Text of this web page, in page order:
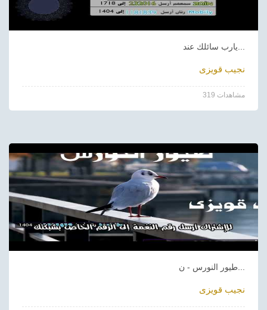
نجيب قويزى
319 مشاهدات
نجيب قويزى